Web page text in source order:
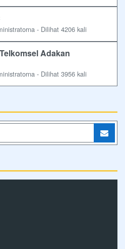
- Dilihat 4206 kali
Adakan
- Dilihat 3956 kali